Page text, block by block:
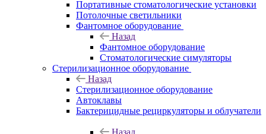
Портативные стоматологические установки
Потолочные светильники
Фантомное оборудование
Назад
Фантомное оборудование
Стоматологические симуляторы
Стерилизационное оборудование
Назад
Стерилизационное оборудование
Автоклавы
Бактерицидные рециркуляторы и облучатели
Назад